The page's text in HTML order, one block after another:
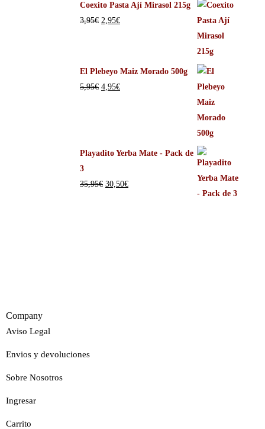
Coexito Pasta Ají Mirasol 215g
3,95€ 2,95€
El Plebeyo Maiz Morado 500g
5,95€ 4,95€
Playadito Yerba Mate - Pack de
3
35,95€ 30,50€
Company
Aviso Legal
Envios y devoluciones
Sobre Nosotros
Ingresar
Carrito